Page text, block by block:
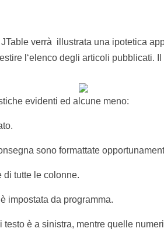
verrà illustrata una ipotetica
l‘elenco degli articoli pubblicati.
evidenti ed alcune meno:
sono formattate
di tutte le colonne.
impostata da programma.
testo è a sinistra, mentre quelle